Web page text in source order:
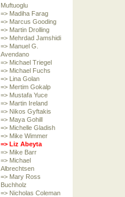
Muftuoglu
=> Madiha Farag
=> Marcus Gooding
=> Martin Drolling
=> Mehrdad Jamshidi
=> Manuel G.
Avendano
=> Michael Triegel
=> Michael Fuchs
=> Lina Golan
=> Mertim Gokalp
=> Mustafa Yuce
=> Martin Ireland
=> Nikos Gyftakis
=> Maya Gohill
=> Michelle Gladish
=> Mike Wimmer
=> Liz Abeyta
=> Mike Barr
=> Michael
Albrechtsen
=> Mary Ross
Buchholz
=> Nicholas Coleman